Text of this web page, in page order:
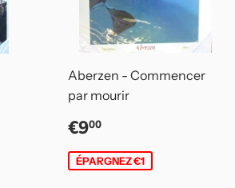
Aberzen - Commencer
par mourir
Prix
réduit
€900
ÉPARGNEZ €1